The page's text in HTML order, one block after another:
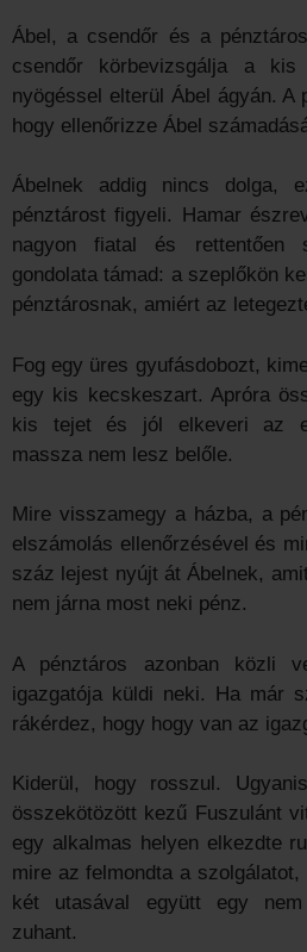
Ábel, a csendőr és a
csendőr körbevizsgálja a
nyögéssel elterül Ábel ágyán. A
hogy ellenőrizze Ábel
Ábelnek addig nincs dolga,
pénztárost figyeli. Hamar
nagyon fiatal és rettentően
gondolata támad: a szeplőkön
pénztárosnak, amiért az
Fog egy üres gyufásdobozt,
egy kis kecskeszart. Apróra
kis tejet és jól elkeveri az
massza nem lesz belőle.
Mire visszamegy a házba, a
elszámolás ellenőrzésével és
száz lejest nyújt át Ábelnek,
nem járna most neki pénz.
A pénztáros azonban közli
igazgatója küldi neki. Ha már
rákérdez, hogy hogy van az
Kiderül, hogy rosszul.
összekötözött kezű Fuszulánt
egy alkalmas helyen elkezdte
mire az felmondta a
két utasával együtt egy
zuhant.